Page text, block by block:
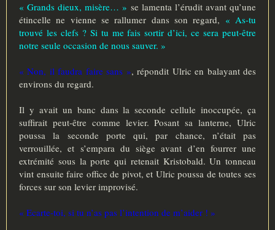
« Grands dieux, misère… » se lamenta l’érudit avant qu’une
étincelle ne vienne se rallumer dans son regard, « As-tu
trouvé les clefs ? Si tu me fais sortir d’ici, ce sera peut-être
notre seule occasion de nous sauver. »
« Non, il faudra faire sans », répondit Ulric en balayant des
environs du regard.
Il y avait un banc dans la seconde cellule inoccupée, ça
suffirait peut-être comme levier. Posant sa lanterne, Ulric
poussa la seconde porte qui, par chance, n’était pas
verrouillée, et s’empara du siège avant d’en fourrer une
extrémité sous la porte qui retenait Kristobald. Un tonneau
vint ensuite faire office de pivot, et Ulric poussa de toutes ses
forces sur son levier improvisé.
« Ecarte-toi, si tu n’as pas l’intention de m’aider ! »